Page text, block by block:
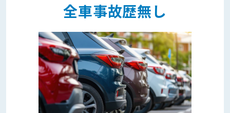
全車事故歴無し